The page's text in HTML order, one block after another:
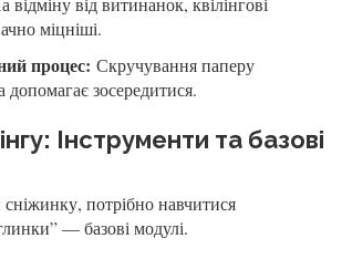
міцніші.
процес: Скручування паперу
допомагає зосередитися.
Інструменти та базові
потрібно навчитися
— базові модулі.